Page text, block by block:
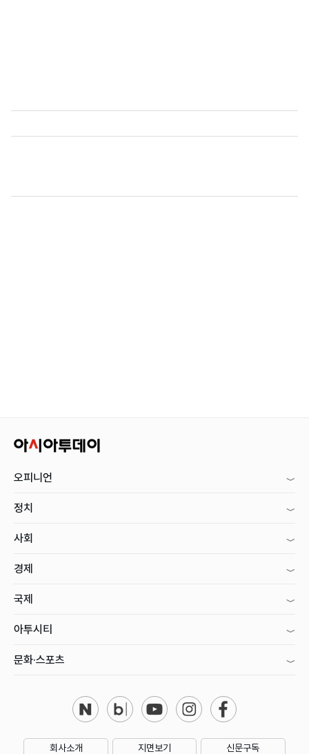
오피니언
정치
사회
경제
국제
아투시티
문화·스포츠
회사소개 지면보기 신문구독